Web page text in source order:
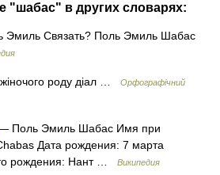
"шабас" в других словарях:
Связать? Поль Эмиль Шабас
роду діал …
Орфографічний
Поль Эмиль Шабас Имя при
Дата рождения: 7 марта
рождения: Нант …
Википедия